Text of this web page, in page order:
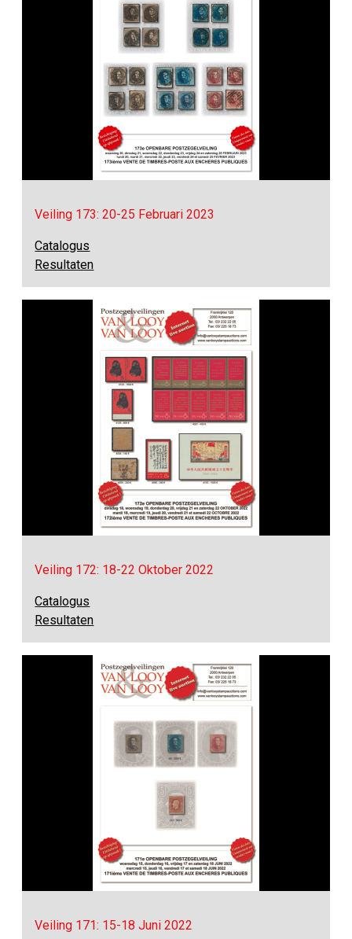
Veiling 173: 20-25 Februari 2023
Catalogus
Resultaten
Veiling 172: 18-22 Oktober 2022
Catalogus
Resultaten
Veiling 171: 15-18 Juni 2022